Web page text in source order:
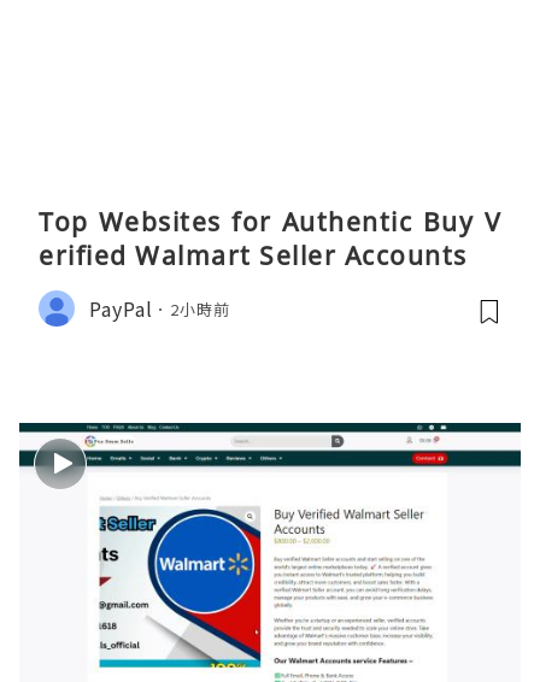
Top Websites for Authentic Buy V
erified Walmart Seller Accounts
PayPal 2小時前